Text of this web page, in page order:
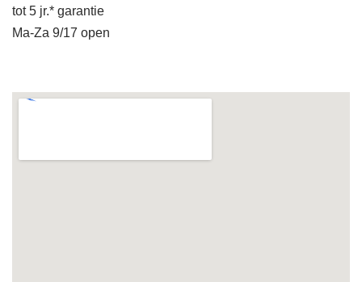
tot 5 jr.* garantie
Ma-Za 9/17 open